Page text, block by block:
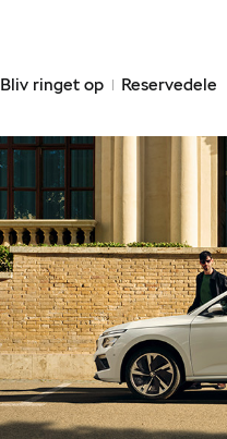
Bliv ringet op Reservedele